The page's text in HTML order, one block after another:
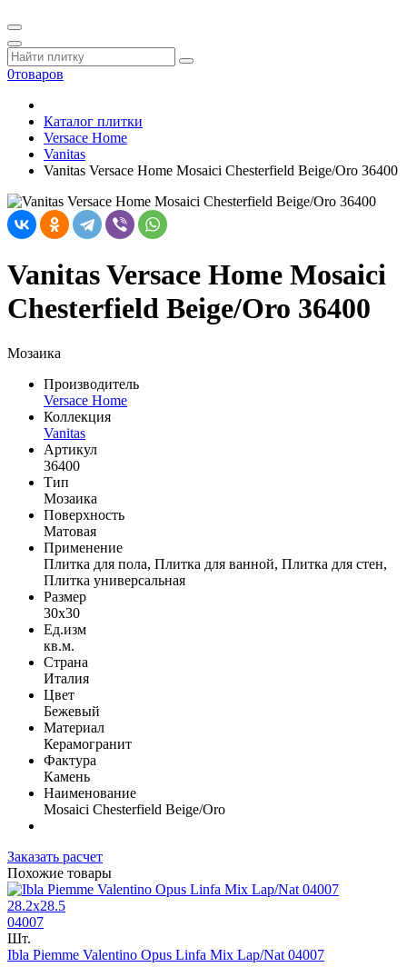
0товаров
Каталог плитки
Versace Home
Vanitas
Vanitas Versace Home Mosaici Chesterfield Beige/Oro 36400
Vanitas Versace Home Mosaici
Chesterfield Beige/Oro 36400
Мозаика
Производитель
Versace Home
Коллекция
Vanitas
Артикул
36400
Тип
Мозаика
Поверхность
Матовая
Применение
Плитка для пола, Плитка для ванной, Плитка для стен,
Плитка универсальная
Размер
30x30
Ед.изм
кв.м.
Страна
Италия
Цвет
Бежевый
Материал
Керамогранит
Фактура
Камень
Наименование
Mosaici Chesterfield Beige/Oro
Заказать расчет
Похожие товары
28.2x28.5
04007
Шт.
Ibla Piemme Valentino Opus Linfa Mix Lap/Nat 04007